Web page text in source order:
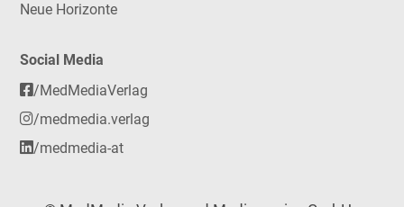
Neue Horizonte
Social Media
/MedMediaVerlag
/medmedia.verlag
/medmedia-at